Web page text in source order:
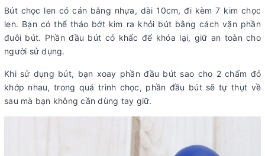
Bút chọc len có cán bằng nhựa, dài 10cm, đi kèm 7 kim chọc
len. Bạn có thể tháo bớt kim ra khỏi bút bằng cách vặn phần
đuôi bút. Phần đầu bút có khấc để khóa lại, giữ an toàn cho
người sử dụng.
Khi sử dụng bút, bạn xoay phần đầu bút sao cho 2 chấm đỏ
khớp nhau, trong quá trình chọc, phần đầu bút sẽ tự thụt về
sau mà bạn không cần dùng tay giữ.